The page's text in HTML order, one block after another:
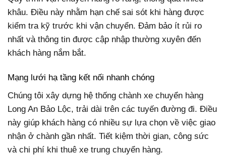
khâu. Điều này nhằm hạn chế sai sót khi hàng được
kiểm tra kỹ trước khi vận chuyển. Đảm bảo ít rủi ro
nhất và thông tin được cập nhập thường xuyên đến
khách hàng nắm bắt.
Mạng lưới hạ tầng kết nối nhanh chóng
Chúng tôi xây dựng hệ thống chành xe chuyển hàng
Long An Bảo Lộc, trải dài trên các tuyến đường đi. Điều
này giúp khách hàng có nhiều sự lựa chọn về việc giao
nhận ở chành gần nhất. Tiết kiệm thời gian, công sức
và chi phí khi thuê xe trung chuyển hàng.